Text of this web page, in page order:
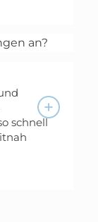
an?
schnell